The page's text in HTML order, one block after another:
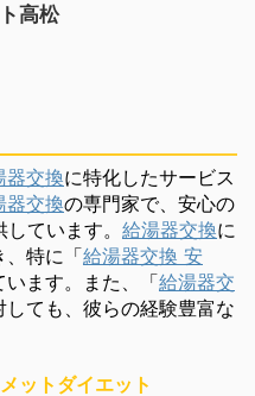
高松
器交換に特化したサービス
器交換の専門家で、安心の
ています。 給湯器交換に
、特に「給湯器交換 安
います。また、「給湯器交
しても、彼らの経験豊富な
ットダイエット